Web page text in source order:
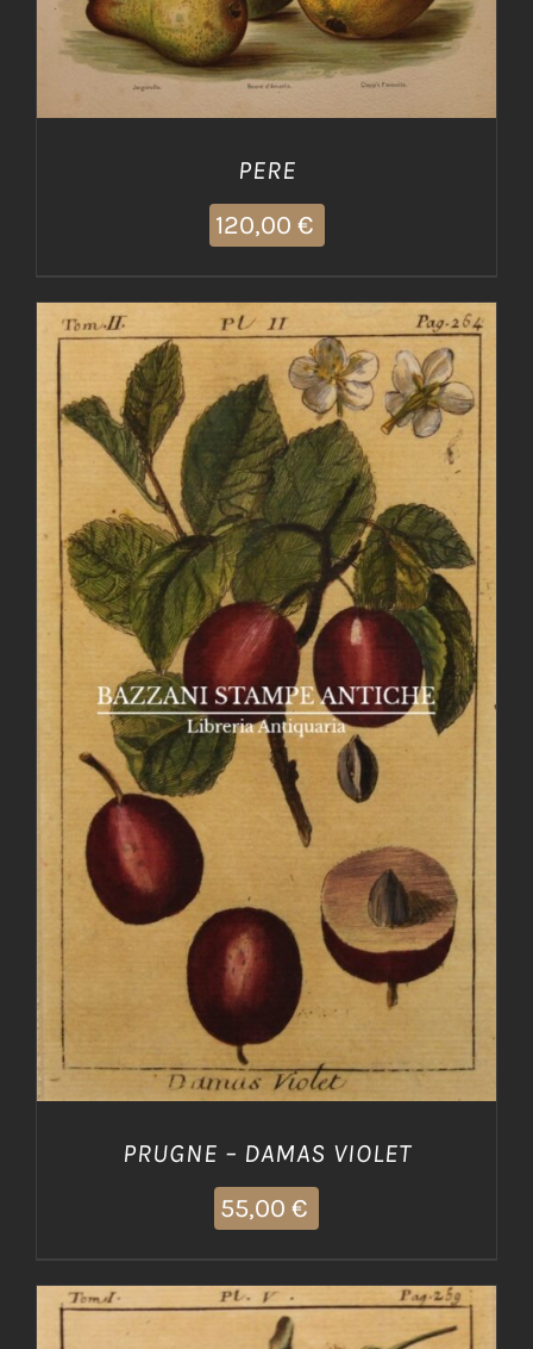
PERE
120,00 €
AGGIUNGI AL CARRELLO / DETTAGLI
PRUGNE – DAMAS VIOLET
55,00 €